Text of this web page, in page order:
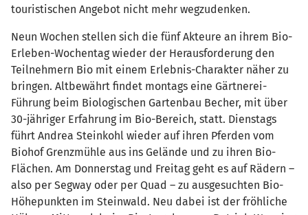
touristischen Angebot nicht mehr wegzudenken.
Neun Wochen stellen sich die fünf Akteure an ihrem Bio-
Erleben-Wochentag wieder der Herausforderung den
Teilnehmern Bio mit einem Erlebnis-Charakter näher zu
bringen. Altbewährt findet montags eine Gärtnerei-
Führung beim Biologischen Gartenbau Becher, mit über
30-jähriger Erfahrung im Bio-Bereich, statt. Dienstags
führt Andrea Steinkohl wieder auf ihren Pferden vom
Biohof Grenzmühle aus ins Gelände und zu ihren Bio-
Flächen. Am Donnerstag und Freitag geht es auf Rädern –
also per Segway oder per Quad – zu ausgesuchten Bio-
Höhepunkten im Steinwald. Neu dabei ist der fröhliche